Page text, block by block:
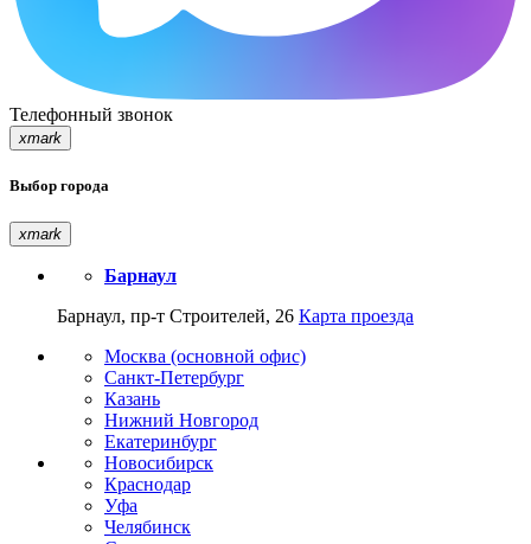
Телефонный звонок
xmark
Выбор города
xmark
Барнаул
Барнаул, пр-т Строителей, 26 Карта проезда
Москва (основной офис)
Санкт-Петербург
Казань
Нижний Новгород
Екатеринбург
Новосибирск
Краснодар
Уфа
Челябинск